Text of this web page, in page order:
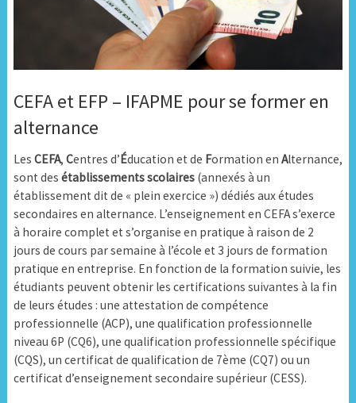
CEFA et EFP – IFAPME pour se former en
alternance
Les CEFA, Centres d’Éducation et de Formation en Alternance,
sont des établissements scolaires(annexés à un
établissement dit de « plein exercice ») dédiés aux études
secondaires en alternance. L’enseignement en CEFA s’exerce
à horaire complet et s’organise en pratique à raison de 2
jours de cours par semaine à l’école et 3 jours de formation
pratique en entreprise. En fonction de la formation suivie, les
étudiants peuvent obtenir les certifications suivantes à la fin
de leurs études : une attestation de compétence
professionnelle (ACP), une qualification professionnelle
niveau 6P (CQ6), une qualification professionnelle spécifique
(CQS), un certificat de qualification de 7ème (CQ7) ou un
certificat d’enseignement secondaire supérieur (CESS).